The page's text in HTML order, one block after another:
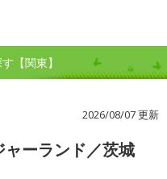
【関東】
2026/08/07 更新
ャーランド／茨城